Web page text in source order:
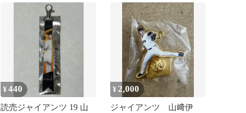
¥440
読売ジャイアンツ 19 山
¥ 2,000
ジャイアンツ 山﨑伊